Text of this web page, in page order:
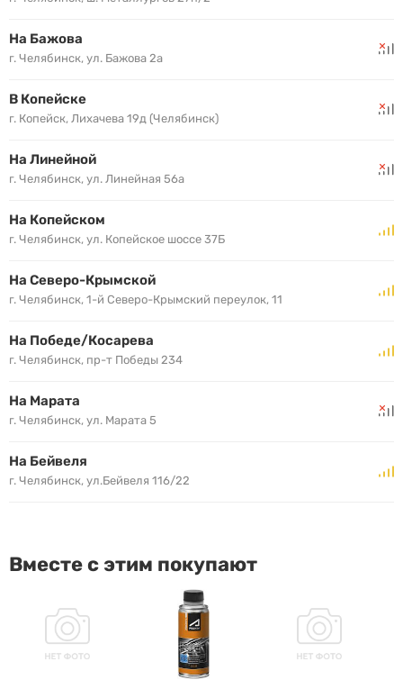
На Бажова
г. Челябинск, ул. Бажова 2а
В Копейске
г. Копейск, Лихачева 19д (Челябинск)
На Линейной
г. Челябинск, ул. Линейная 56а
На Копейском
г. Челябинск, ул. Копейское шоссе 37Б
На Северо-Крымской
г. Челябинск, 1-й Северо-Крымский переулок, 11
На Победе/Косарева
г. Челябинск, пр-т Победы 234
На Марата
г. Челябинск, ул. Марата 5
На Бейвеля
г. Челябинск, ул.Бейвеля 116/22
Вместе с этим покупают